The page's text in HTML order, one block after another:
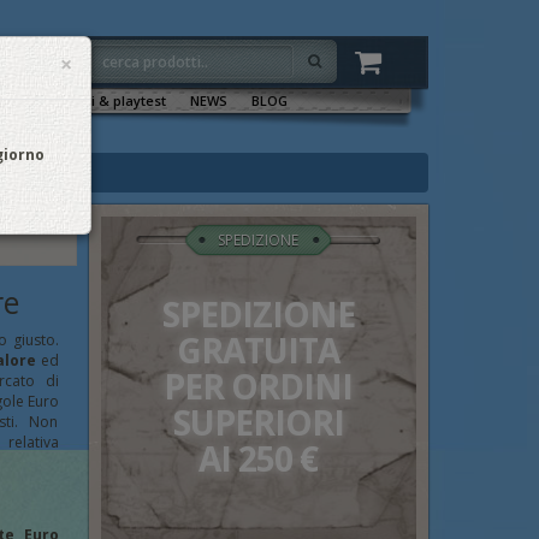
Sala tornei & playtest NEWS
BLOG
giusto.
ed
di
Euro
Non
Euro
SPEDIZIONE
SPEDIZIONE
GRATUITA
PER ORDINI
SUPERIORI
AI 250 €
×